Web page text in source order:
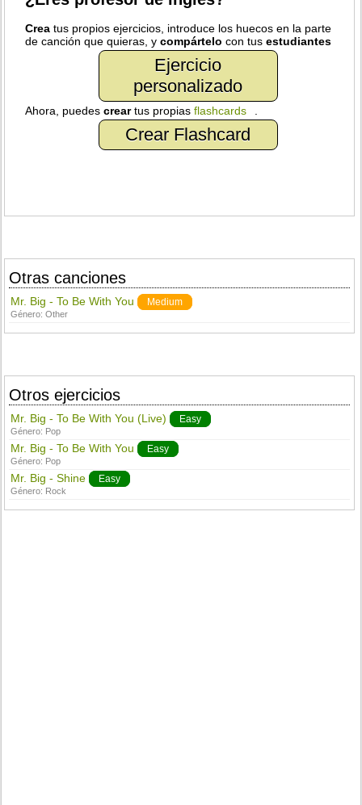
Crea tus propios ejercicios, introduce los huecos en la parte
de canción que quieras, ycompártelo con tusestudiantes
Ejercicio
personalizado
Ahora, puedescreartus propiasflashcards
Crear Flashcard
Otras canciones
Mr. Big - To Be With You Medium
Género:Other
Otros ejercicios
Mr. Big - To Be With You (Live) Easy
Género: Pop
Mr. Big - To Be With You Easy
Género: Pop
Mr. Big - Shine Easy
Género: Rock